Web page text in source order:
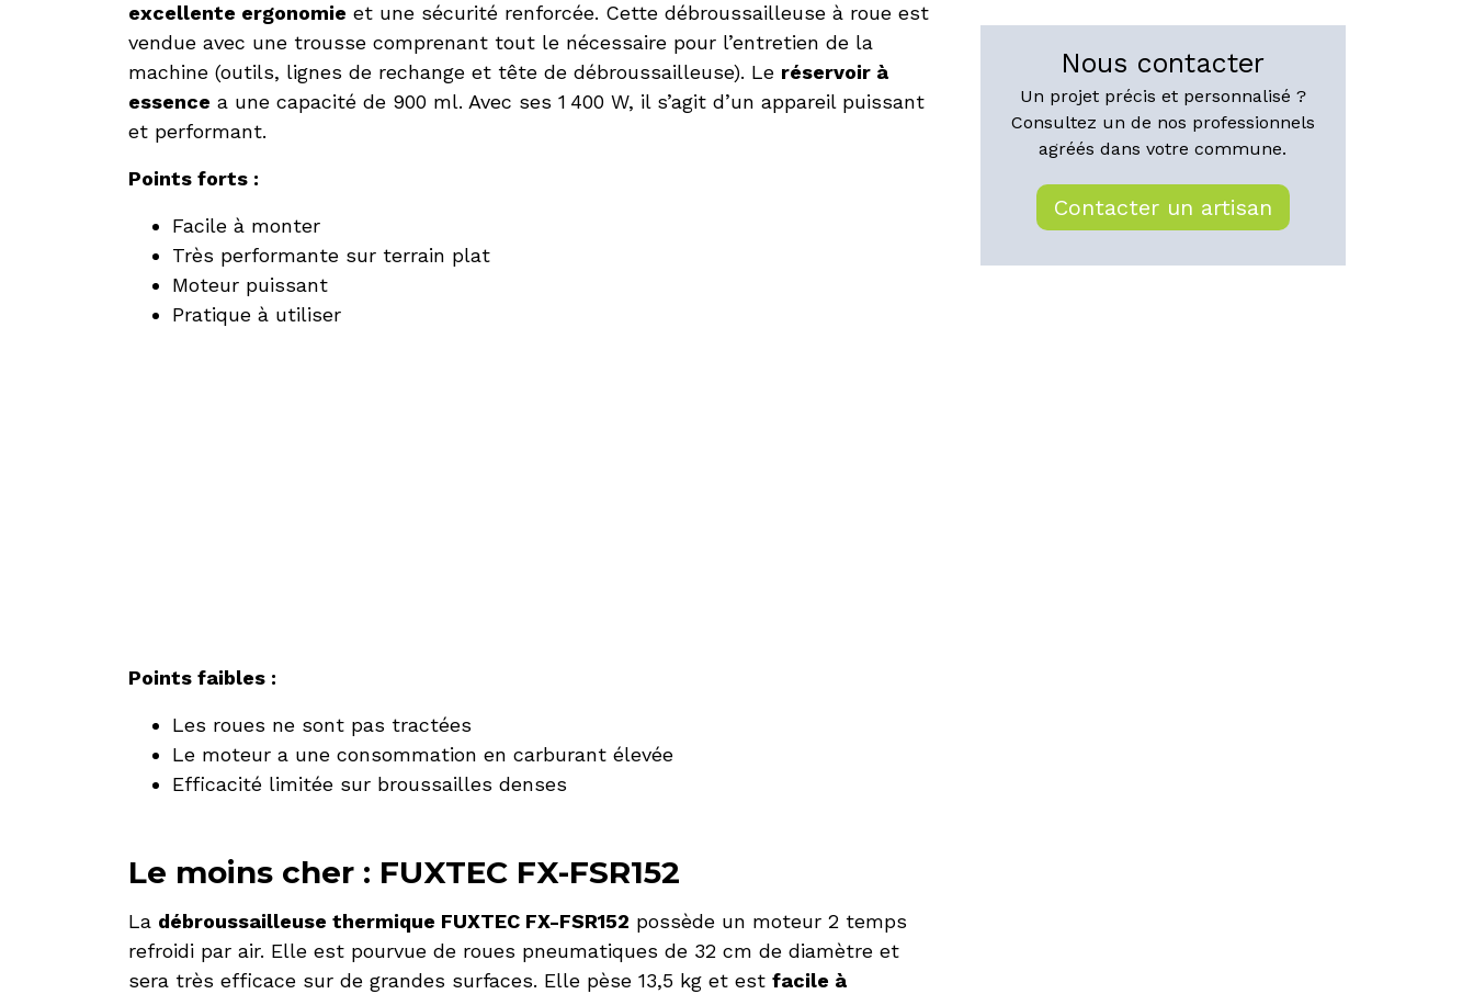
excellente ergonomie et une sécurité renforcée. Cette débroussailleuse à roue est
vendue avec une trousse comprenant tout le nécessaire pour l’entretien de la
machine (outils, lignes de rechange et tête de débroussailleuse). Le réservoir à
essence a une capacité de 900 ml. Avec ses 1 400 W, il s’agit d’un appareil puissant
et performant.
Points forts :
Facile à monter
Très performante sur terrain plat
Moteur puissant
Pratique à utiliser
Points faibles :
Les roues ne sont pas tractées
Le moteur a une consommation en carburant élevée
Efficacité limitée sur broussailles denses
Le moins cher : FUXTEC FX-FSR152
La débroussailleuse thermique FUXTEC FX-FSR152 possède un moteur 2 temps
refroidi par air. Elle est pourvue de roues pneumatiques de 32 cm de diamètre et
sera très efficace sur de grandes surfaces. Elle pèse 13,5 kg et est facile à
Nous contacter
Un projet précis et personnalisé ?
Consultez un de nos professionnels
agréés dans votre commune.
Contacter un artisan